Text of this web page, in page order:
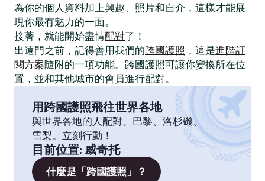
為你的個人資料加上興趣、照片和自介，這樣才能展
現你最有魅力的一面。
接著，就能開始盡情配對了！
出遠門之前，記得善用我們的跨國護照 ，這是進階訂
閱方案隨附的一項功能。跨國護照可讓你變換所在位
置，並和其他城市的會員進行配對。
用跨國護照飛往世界各地
與世界各地的人配對。巴黎、洛杉磯、
雪梨。立刻行動！
目前位置: 威奇托
什麼是「跨國護照」？